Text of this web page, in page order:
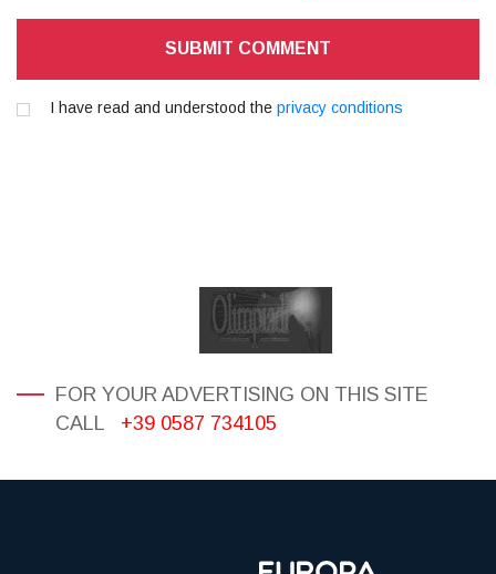
SUBMIT COMMENT
I have read and understood the privacy conditions
FOR YOUR ADVERTISING ON THIS SITE
CALL
+39 0587 734105